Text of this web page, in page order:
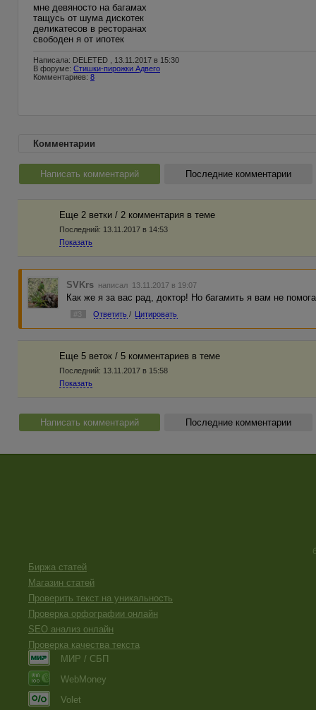
мне девяносто на багамах
тащусь от шума дискотек
деликатесов в ресторанах
свободен я от ипотек
Написала: DELETED , 13.11.2017 в 15:30
В форуме: Стишки-пирожки Адвего
Комментариев: 8
Комментарии
Написать комментарий Последние комментарии
Еще 2 ветки / 2 комментария в темe
Последний: 13.11.2017 в 14:53
Показать
SVKrs написал 13.11.2017 в 19:07
Как же я за вас рад, доктор! Но багамить я вам не
#3 Ответить / Цитировать
Еще 5 веток / 5 комментариев в темe
Последний: 13.11.2017 в 15:58
Показать
Написать комментарий Последние комментарии
Биржа статей
Магазин статей
Проверить текст на уникальность
Проверка орфографии онлайн
SEO анализ онлайн
Проверка качества текста
МИР / СБП
WebMoney
Volet